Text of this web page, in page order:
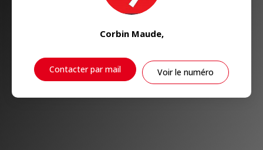
Corbin Maude,
Contacter par mail Voir le numéro